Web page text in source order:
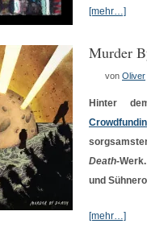
[mehr…]
Murder
von Oliver
Hinter
Death-
und
[mehr…]